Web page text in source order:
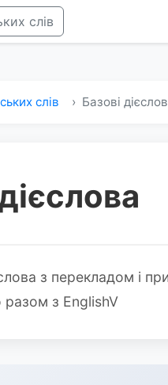
слів
слів Базові
з перекладом і
разом з EnglishV